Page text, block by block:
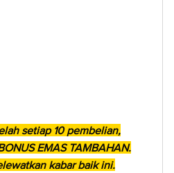
setiap 10 pembelian,
EMAS TAMBAHAN.
kabar baik ini.